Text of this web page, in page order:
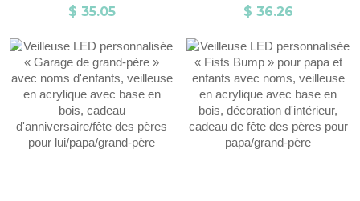
motif animal de dessin animé,
bois, cadeau de fête des pères
pour un nouveau papa
$ 35.05
lampe de nuit en acrylique avec
d'anniversaire/fête des mères
pour elle/femme/maman/grand-
mère
$ 36.26